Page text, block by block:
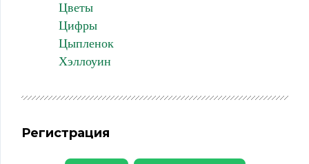
Цветы
Цифры
Цыпленок
Хэллоуин
Регистрация